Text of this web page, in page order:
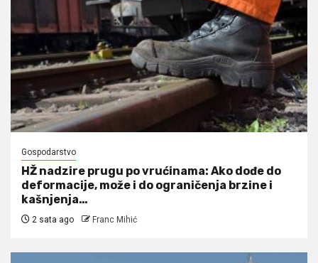
Gospodarstvo
HŽ nadzire prugu po vrućinama: Ako dođe do
deformacije, može i do ograničenja brzine i
kašnjenja…
2 sata ago Franc Mihić